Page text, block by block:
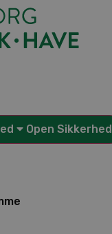
Open Sikkerhed